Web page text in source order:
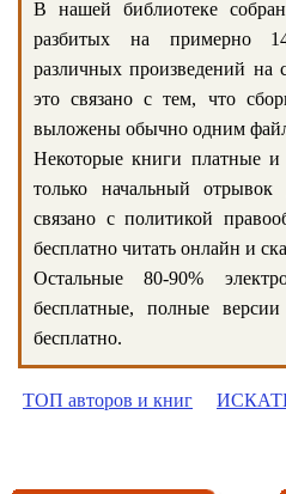
В нашей библиотеке
разбитых на примерно
различных произведений на
это связано с тем, что
выложены обычно одним
Некоторые книги платные
только начальный
связано с политикой
бесплатно читать онлайн и
Остальные 80-90%
бесплатные, полные
бесплатно.
ТОП авторов и книг